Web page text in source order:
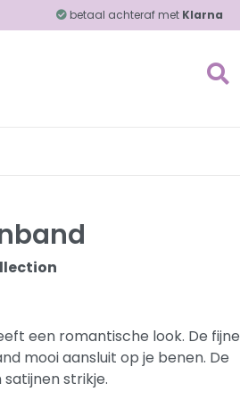
betaal achteraf met Klarna
een romantische look. De fijne
mooi aansluit op je benen. De
strikje.